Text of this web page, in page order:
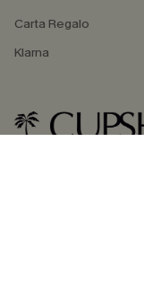
Carta Regalo
Klarna